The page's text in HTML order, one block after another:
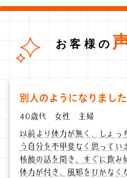
お客様の
別人のようになりました
40歳代 女性 主婦
以前より体力が無く、しょっ
う自分を不甲斐なく思ってい
核酸の話を聞き、すぐに飲み
体力が付き、風邪をひかなく